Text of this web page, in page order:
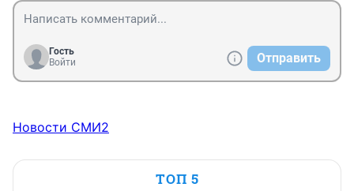
Гость
Войти
Отправить
Новости СМИ2
ТОП 5